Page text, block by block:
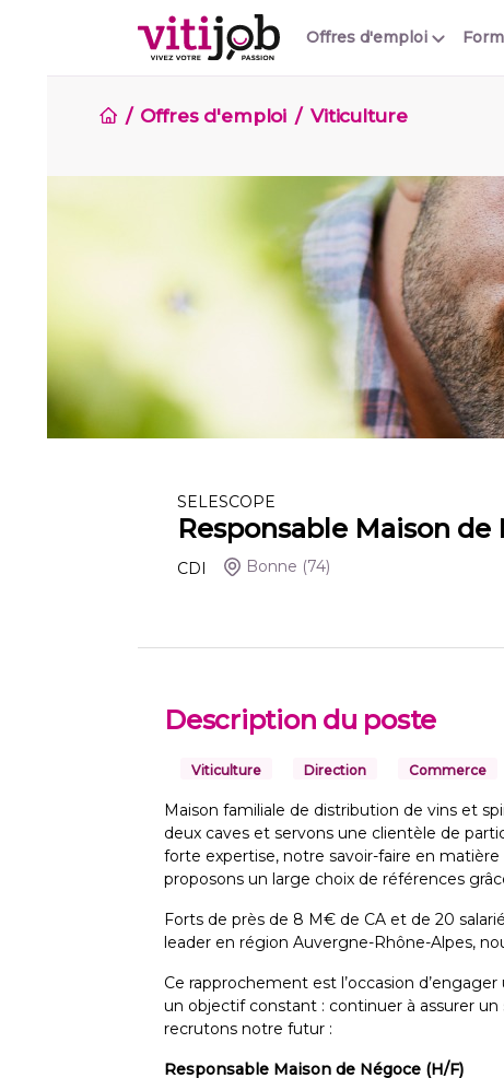
Offres d'emploi
Offres d'emploi Viticulture
SELESCOPE
Responsable Maison de
CDI Bonne (74)
Description du poste
Viticulture Direction Commerce
Maison familiale de distribution de vins et
deux caves et servons une clientèle de
forte expertise, notre savoir-faire en
proposons un large choix de références
Forts de près de 8 M€ de CA et de 20
leader en région Auvergne-Rhône-Alpes,
Ce rapprochement est l’occasion
un objectif constant : continuer à assurer
recrutons notre futur :
Responsable Maison de Négoce (H/F)